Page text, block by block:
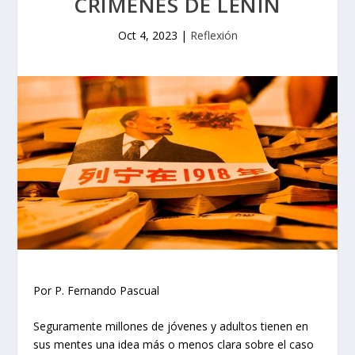
Oct 4, 2023 | Reflexión
Por P. Fernando Pascual
Seguramente millones de jóvenes y adultos tienen en
sus mentes una idea más o menos clara sobre el caso